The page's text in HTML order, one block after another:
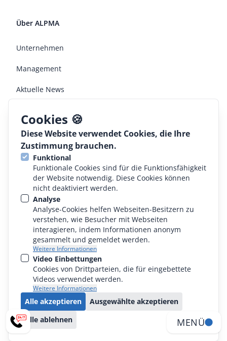
Cookies 🍪
Diese Website verwendet Cookies, die Ihre
Zustimmung brauchen.
Funktional
Funktionale Cookies sind für die Funktionsfähigkeit
der Website notwendig. Diese Cookies können
nicht deaktiviert werden.
Analyse
Analyse-Cookies helfen Webseiten-Besitzern zu
verstehen, wie Besucher mit Webseiten
interagieren, indem Informationen anonym
gesammelt und gemeldet werden.
Weitere Informationen
Video Einbettungen
Cookies von Drittparteien, die für eingebettete
Videos verwendet werden.
Weitere Informationen
Alle akzeptieren
Ausgewählte akzeptieren
Alle ablehnen
MENÜ
Über ALPMA
Unternehmen
Management
Aktuelle News
Rechtliches
Konformitätserklärung
Datenschutz
Impressum
© 2024 - 2026 ALPMA Alpenland Maschinenbau GmbH